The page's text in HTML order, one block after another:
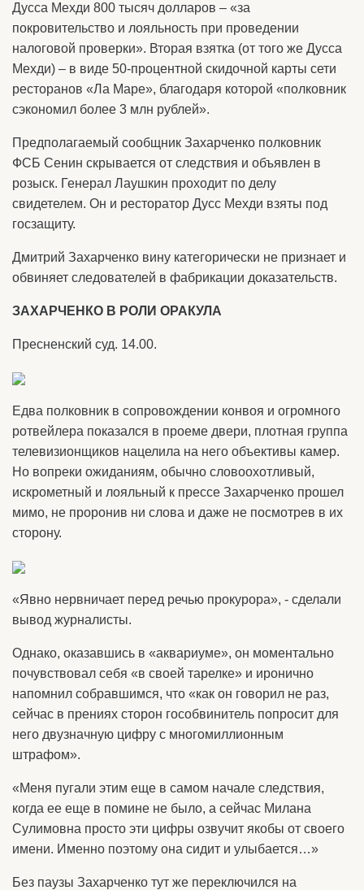
Дусса Мехди 800 тысяч долларов – «за
покровительство и лояльность при проведении
налоговой проверки». Вторая взятка (от того же Дусса
Мехди) – в виде 50-процентной скидочной карты сети
ресторанов «Ла Маре», благодаря которой «полковник
сэкономил более 3 млн рублей».
Предполагаемый сообщник Захарченко полковник
ФСБ Сенин скрывается от следствия и объявлен в
розыск. Генерал Лаушкин проходит по делу
свидетелем. Он и ресторатор Дусс Мехди взяты под
госзащиту.
Дмитрий Захарченко вину категорически не признает и
обвиняет следователей в фабрикации доказательств.
ЗАХАРЧЕНКО В РОЛИ ОРАКУЛА
Пресненский суд. 14.00.
Едва полковник в сопровождении конвоя и огромного
ротвейлера показался в проеме двери, плотная группа
телевизионщиков нацелила на него объективы камер.
Но вопреки ожиданиям, обычно словоохотливый,
искрометный и лояльный к прессе Захарченко прошел
мимо, не проронив ни слова и даже не посмотрев в их
сторону.
«Явно нервничает перед речью прокурора», - сделали
вывод журналисты.
Однако, оказавшись в «аквариуме», он моментально
почувствовал себя «в своей тарелке» и иронично
напомнил собравшимся, что «как он говорил не раз,
сейчас в прениях сторон гособвинитель попросит для
него двузначную цифру с многомиллионным
штрафом».
«Меня пугали этим еще в самом начале следствия,
когда ее еще в помине не было, а сейчас Милана
Сулимовна просто эти цифры озвучит якобы от своего
имени. Именно поэтому она сидит и улыбается…»
Без паузы Захарченко тут же переключился на